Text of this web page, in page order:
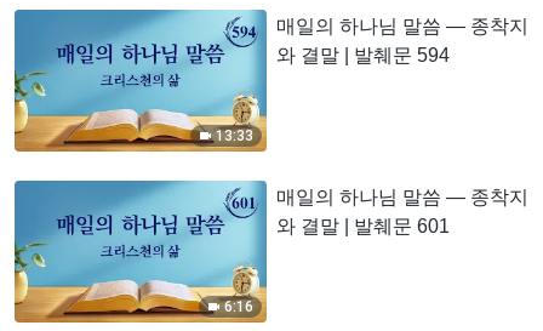
13:33
매일의 하나님 말씀 ― 종착지
와 결말 | 발췌문 594
6:16
매일의 하나님 말씀 ― 종착지
와 결말 | 발췌문 601